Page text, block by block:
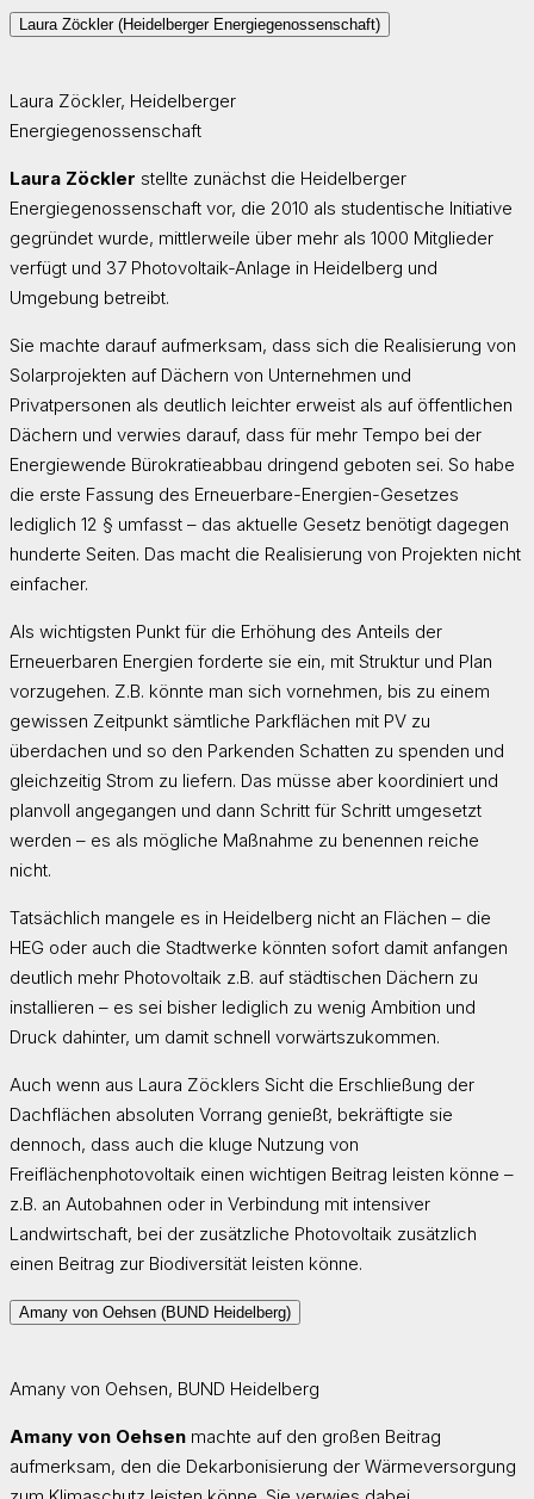
Laura Zöckler (Heidelberger Energiegenossenschaft)
Laura Zöckler, Heidelberger
Energiegenossenschaft
Laura Zöckler stellte zunächst die Heidelberger
Energiegenossenschaft vor, die 2010 als studentische Initiative
gegründet wurde, mittlerweile über mehr als 1000 Mitglieder
verfügt und 37 Photovoltaik-Anlage in Heidelberg und
Umgebung betreibt.
Sie machte darauf aufmerksam, dass sich die Realisierung von
Solarprojekten auf Dächern von Unternehmen und
Privatpersonen als deutlich leichter erweist als auf öffentlichen
Dächern und verwies darauf, dass für mehr Tempo bei der
Energiewende Bürokratieabbau dringend geboten sei. So habe
die erste Fassung des Erneuerbare-Energien-Gesetzes
lediglich 12 § umfasst – das aktuelle Gesetz benötigt dagegen
hunderte Seiten. Das macht die Realisierung von Projekten nicht
einfacher.
Als wichtigsten Punkt für die Erhöhung des Anteils der
Erneuerbaren Energien forderte sie ein, mit Struktur und Plan
vorzugehen. Z.B. könnte man sich vornehmen, bis zu einem
gewissen Zeitpunkt sämtliche Parkflächen mit PV zu
überdachen und so den Parkenden Schatten zu spenden und
gleichzeitig Strom zu liefern. Das müsse aber koordiniert und
planvoll angegangen und dann Schritt für Schritt umgesetzt
werden – es als mögliche Maßnahme zu benennen reiche
nicht.
Tatsächlich mangele es in Heidelberg nicht an Flächen – die
HEG oder auch die Stadtwerke könnten sofort damit anfangen
deutlich mehr Photovoltaik z.B. auf städtischen Dächern zu
installieren – es sei bisher lediglich zu wenig Ambition und
Druck dahinter, um damit schnell vorwärtszukommen.
Auch wenn aus Laura Zöcklers Sicht die Erschließung der
Dachflächen absoluten Vorrang genießt, bekräftigte sie
dennoch, dass auch die kluge Nutzung von
Freiflächenphotovoltaik einen wichtigen Beitrag leisten könne –
z.B. an Autobahnen oder in Verbindung mit intensiver
Landwirtschaft, bei der zusätzliche Photovoltaik zusätzlich
einen Beitrag zur Biodiversität leisten könne.
Amany von Oehsen (BUND Heidelberg)
Amany von Oehsen, BUND Heidelberg
Amany von Oehsen machte auf den großen Beitrag
aufmerksam, den die Dekarbonisierung der Wärmeversorgung